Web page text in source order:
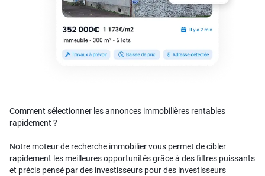
Comment sélectionner les annonces immobilières rentables
rapidement ?
Notre moteur de recherche immobilier vous permet de cibler
rapidement les meilleures opportunités grâce à des filtres puissants
et précis pensé par des investisseurs pour des investisseurs